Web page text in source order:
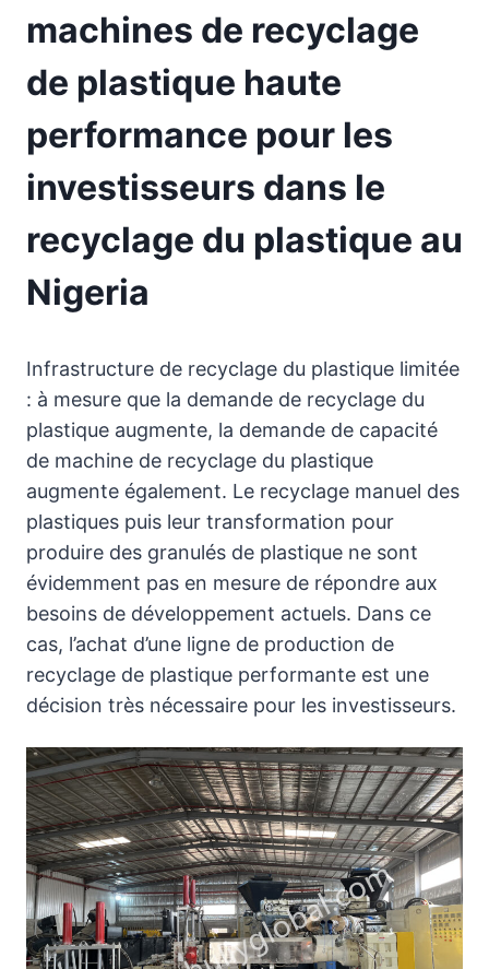
machines de recyclage
de plastique haute
performance pour les
investisseurs dans le
recyclage du plastique au
Nigeria
Infrastructure de recyclage du plastique limitée
: à mesure que la demande de recyclage du
plastique augmente, la demande de capacité
de machine de recyclage du plastique
augmente également. Le recyclage manuel des
plastiques puis leur transformation pour
produire des granulés de plastique ne sont
évidemment pas en mesure de répondre aux
besoins de développement actuels. Dans ce
cas, l’achat d’une ligne de production de
recyclage de plastique performante est une
décision très nécessaire pour les investisseurs.